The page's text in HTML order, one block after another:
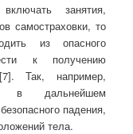
занятия,
самостраховки, то
из опасного
к получению
Так, например,
в дальнейшем
падения,
тела.